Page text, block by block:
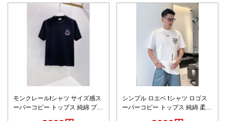
モンクレールtシャツ サイズ感ス
ーパーコピー トップス 純綿 プリ
シンプル ロエベ tシャツ ロゴス
ーパーコピー トップス 純綿 柔ら